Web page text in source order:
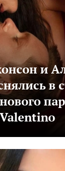
и
в
Valentino